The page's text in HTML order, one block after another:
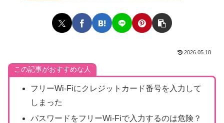
2026.05.18
この記事がおすすめな人
フリーWi-Fiにクレジットカード番号を入力して
しまった
パスワードをフリーWi-Fiで入力するのは危険？